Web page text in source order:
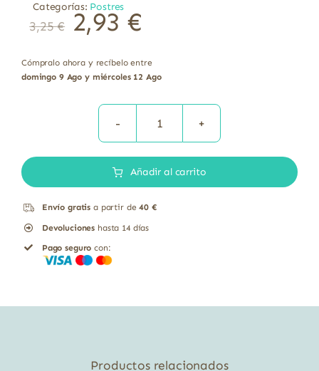
Categorías: Postres
3,25€ 2,93 €
Cómpralo ahora y recíbelo entre
domingo 9 Ago y miércoles 12 Ago
Postre
cacao
Añadir al carrito
Envío gratis a partir de40 €
Devoluciones hasta 14 días
Pago seguro con:
Productos relacionados